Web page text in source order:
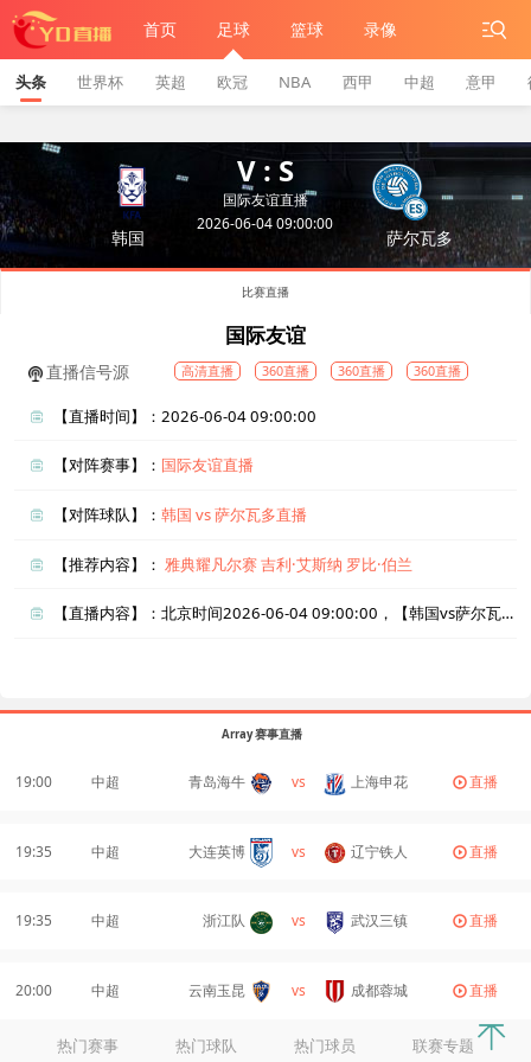
首页 足球 篮球 录像
头条 世界杯 英超 欧冠 NBA 西甲 中超 意甲
韩国
V : S
国际友谊直播
2026-06-04 09:00:00
萨尔瓦多
比赛直播
国际友谊
直播信号源 高清直播 360直播 360直播 360直播
【直播时间】：2026-06-04 09:00:00
【对阵赛事】： 国际友谊直播
【对阵球队】：韩国 vs 萨尔瓦多直播
【推荐内容】： 雅典耀凡尔赛吉利·艾斯纳 罗比·伯兰
【直播内容】：北京时间2026-06-04 09:00:00，【韩国vs萨尔瓦多】直播准时在线播放，喜欢看比赛的朋友可以提前收藏本页面以免错过直播。盈点直播网_足球直播还为您在本页面索引了相关直播、韩国直播、萨尔瓦多直播的近期比赛列表以及两队历史交锋、两队赛程。
Array 赛事直播
19:00 中超 青岛海牛 vs 上海申花 直播
19:35 中超 大连英博 vs 辽宁铁人 直播
19:35 中超 浙江队 vs 武汉三镇 直播
20:00 中超 云南玉昆 vs 成都蓉城 直播
热门赛事 热门球队 热门球员 联赛专题